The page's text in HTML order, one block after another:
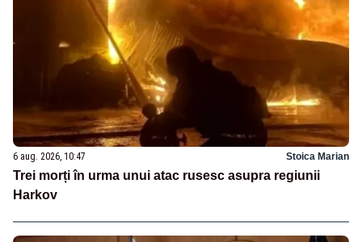
6 aug. 2026, 10:47 Stoica Marian
Trei morți în urma unui atac rusesc asupra regiunii
Harkov